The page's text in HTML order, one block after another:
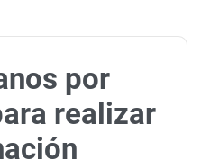
por
realizar